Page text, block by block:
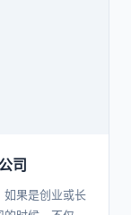
司
如果是创业或长